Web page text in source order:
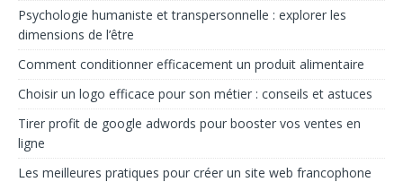
Psychologie humaniste et transpersonnelle : explorer les
dimensions de l’être
Comment conditionner efficacement un produit alimentaire
Choisir un logo efficace pour son métier : conseils et astuces
Tirer profit de google adwords pour booster vos ventes en
ligne
Les meilleures pratiques pour créer un site web francophone